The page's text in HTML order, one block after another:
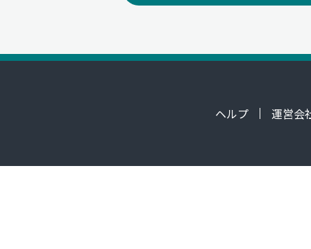
ヘルプ 運営会